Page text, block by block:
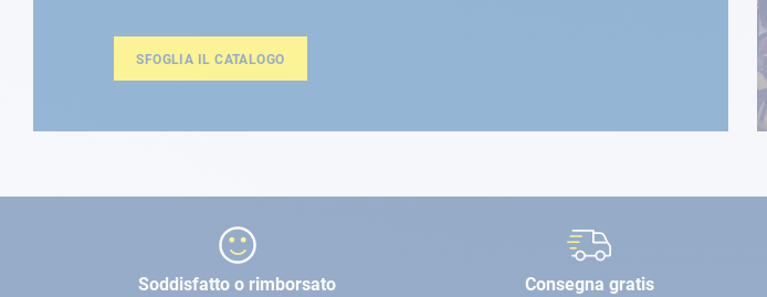
SFOGLIA IL CATALOGO
Soddisfatto o rimborsato Consegna gratis